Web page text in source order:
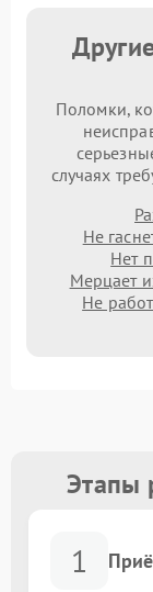
Поломки,
случаях
Не
Нет
Мерцает
Не
Этапы
1